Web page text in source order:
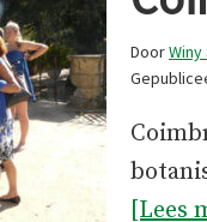
DoorWiny
[Lees